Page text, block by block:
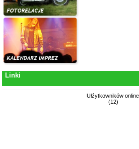
Linki
Ułźytkowników
(12)